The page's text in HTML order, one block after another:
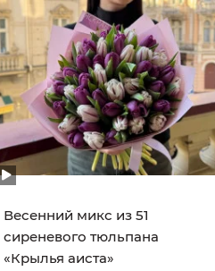
Весенний микс из 51
сиреневого тюльпана
«Крылья аиста»